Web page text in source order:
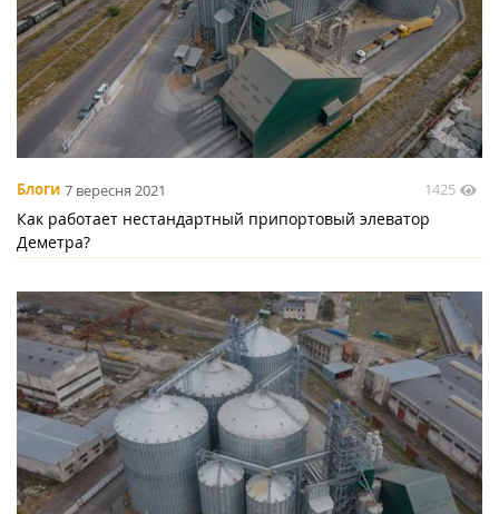
Блоги 7 вересня 2021 1425
Как работает нестандартный припортовый элеватор
Деметра?